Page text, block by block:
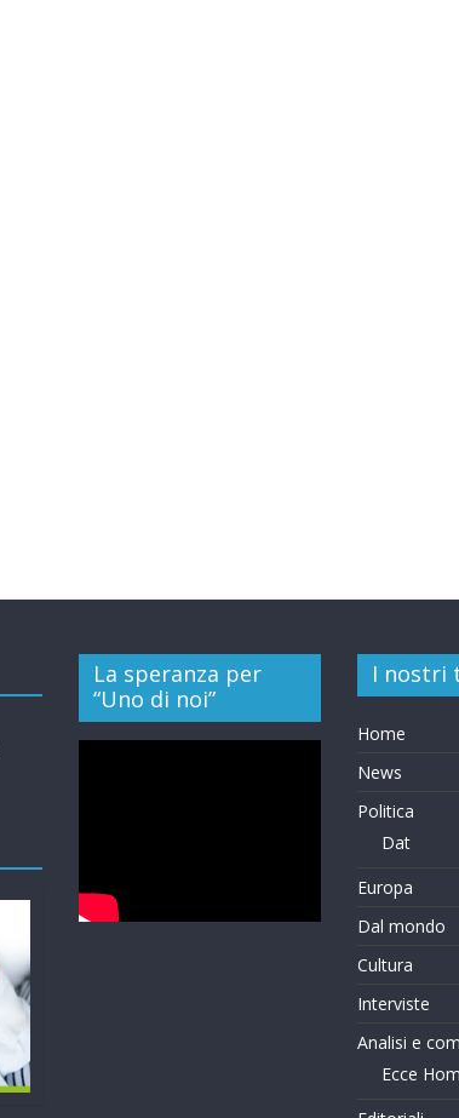
La speranza per
“Uno di noi”
I nostri
Home
News
Politica
Dat
Europa
Dal mondo
Cultura
Interviste
Analisi e
Ecce